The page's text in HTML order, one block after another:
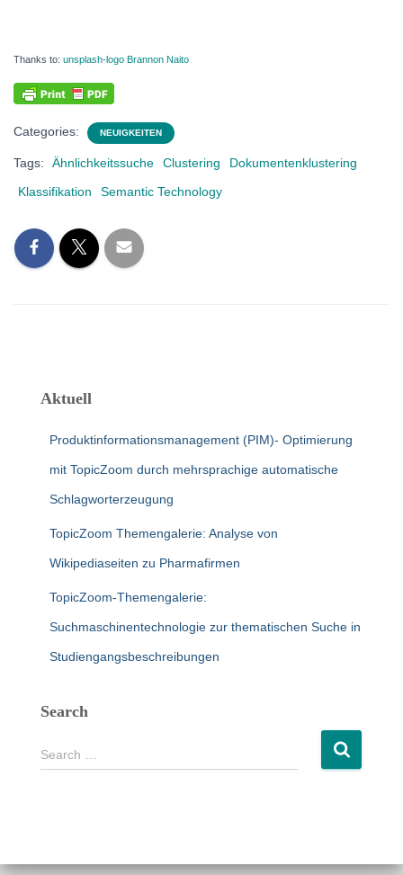
Thanks to: unsplash-logo Brannon Naito
Categories: NEUIGKEITEN
Tags: Ähnlichkeitssuche Clustering
Dokumentenklustering
Klassifikation
Semantic Technology
Aktuell
Produktinformationsmanagement (PIM)- Optimierung
mit TopicZoom durch mehrsprachige automatische
Schlagworterzeugung
TopicZoom Themengalerie: Analyse von
Wikipediaseiten zu Pharmafirmen
TopicZoom-Themengalerie:
Suchmaschinentechnologie zur thematischen Suche in
Studiengangsbeschreibungen
Search
S
e
f
Search …